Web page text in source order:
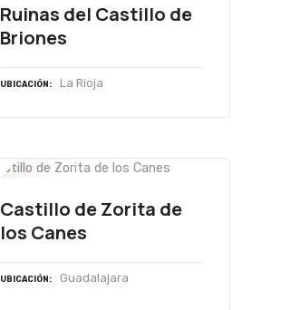
Ruinas del Castillo de
Briones
UBICACIÓN La Rioja
Castillo de Zorita de
los Canes
UBICACIÓN Guadalajara